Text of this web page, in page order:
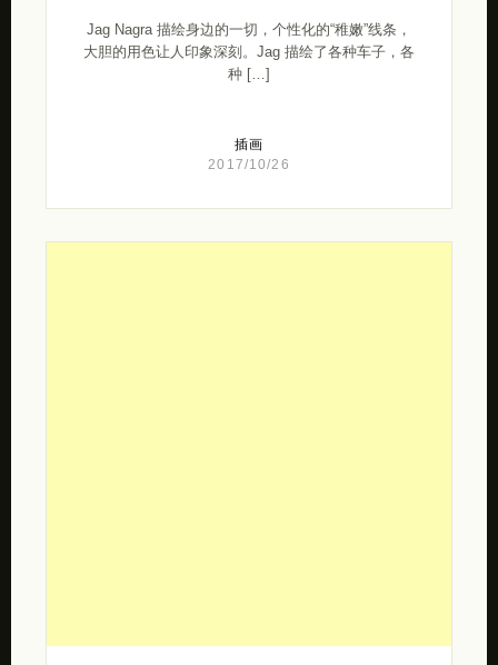
Jag Nagra 描绘身边的一切，个性化的“稚嫩”线条，
大胆的用色让人印象深刻。Jag 描绘了各种车子，各
种 […]
插画
2017/10/26